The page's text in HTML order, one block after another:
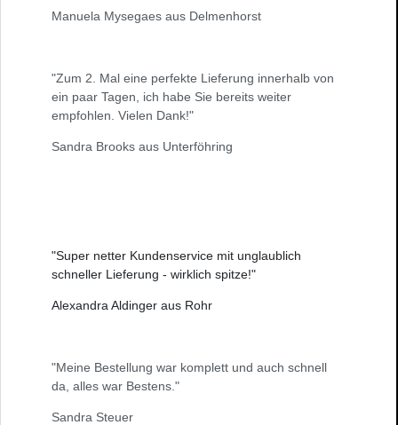
Manuela Mysegaes aus Delmenhorst
"Zum 2. Mal eine perfekte Lieferung innerhalb von
ein paar Tagen, ich habe Sie bereits weiter
empfohlen. Vielen Dank!"
Sandra Brooks aus Unterföhring
"Super netter Kundenservice mit unglaublich
schneller Lieferung - wirklich spitze!"
Alexandra Aldinger aus Rohr
"Meine Bestellung war komplett und auch schnell
da, alles war Bestens."
Sandra Steuer